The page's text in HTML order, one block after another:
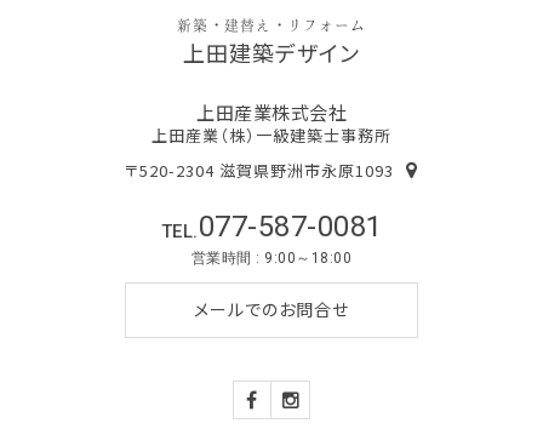
新築・建替え・リフォーム
上田建築デザイン
上田産業株式会社
上田産業（株）一級建築士事務所
〒520-2304 滋賀県野洲市永原1093
TEL.077-587-0081
営業時間 : 9:00～18:00
メールでのお問合せ